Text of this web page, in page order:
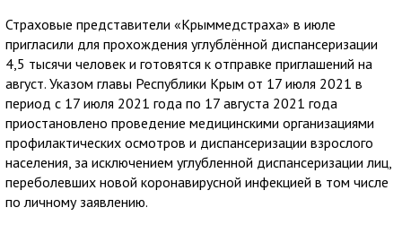
Страховые представители «Крыммедстраха» в июле
пригласили для прохождения углублённой диспансеризации
4,5 тысячи человек и готовятся к отправке приглашений на
август. Указом главы Республики Крым от 17 июля 2021 в
период с 17 июля 2021 года по 17 августа 2021 года
приостановлено проведение медицинскими организациями
профилактических осмотров и диспансеризации взрослого
населения, за исключением углубленной диспансеризации лиц,
переболевших новой коронавирусной инфекцией в том числе
по личному заявлению.